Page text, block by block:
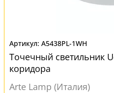
A5438PL-1WH
Точечный светильник
коридора
Arte Lamp (Италия)